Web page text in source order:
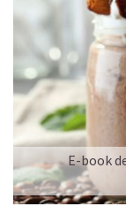
E-book